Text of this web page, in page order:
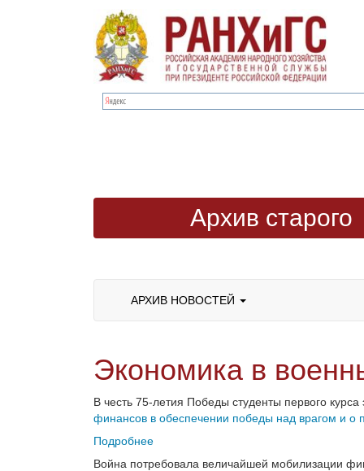
Архив старого
АРХИВ НОВОСТЕЙ
Экономика в
В честь 75-летия Победы студенты первого
финансов в обеспечении победы над врагом и о
Подробнее
Война потребовала величайшей мобилизации